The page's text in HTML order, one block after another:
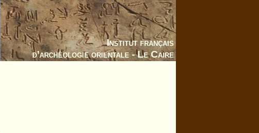
Institut français
d’archéologie orientale - Le Caire